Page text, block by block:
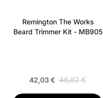
Remington The Works
Beard Trimmer Kit - MB905
42,03 € 46,82 €